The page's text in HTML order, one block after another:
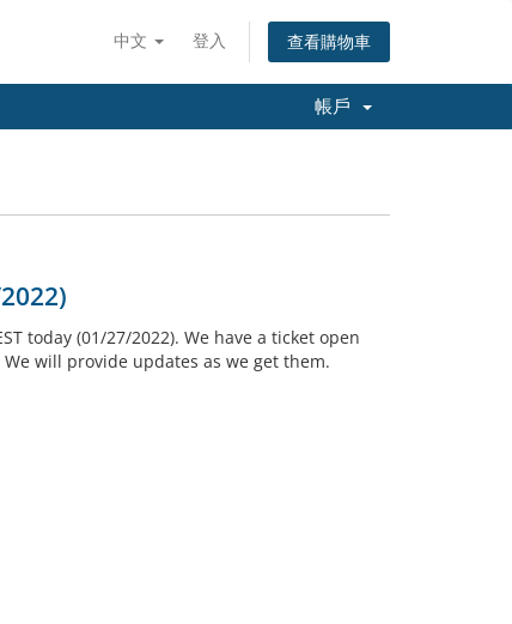
中文 登入 查看購物車
帳戶
today (01/27/2022). We have a ticket open
will provide updates as we get them.